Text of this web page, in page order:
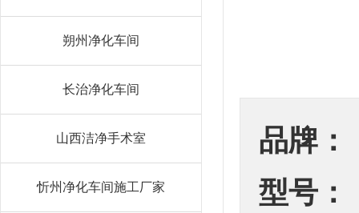
朔州净化车间
长治净化车间
山西洁净手术室
忻州净化车间施工厂家
品牌：
型号：